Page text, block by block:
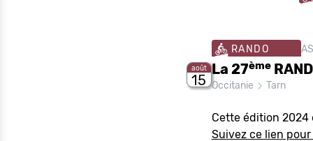
août
15
RANDO
La 27ème
Occitanie Tarn
Cette édition 2024
Suivez ce lien